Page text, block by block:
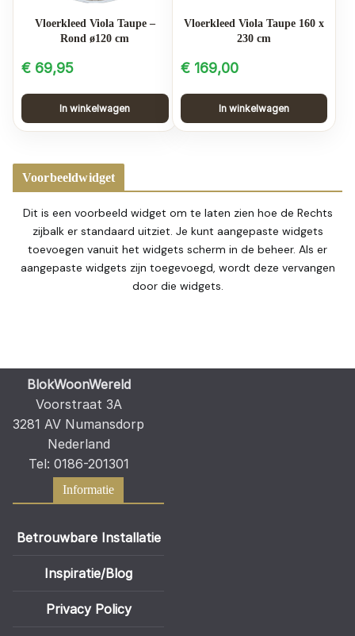
Vloerkleed Viola Taupe –
Rond ø120 cm
€ 69,95
In winkelwagen
Vloerkleed Viola Taupe 160 x
230 cm
€169,00
In winkelwagen
Voorbeeldwidget
Dit is een voorbeeld widget om te laten zien hoe de Rechts
zijbalk er standaard uitziet. Je kunt aangepaste widgets
toevoegen vanuit het widgets scherm in de beheer. Als er
aangepaste widgets zijn toegevoegd, wordt deze vervangen
door die widgets.
BlokWoonWereld
Voorstraat 3A
3281 AV Numansdorp
Nederland
Tel: 0186-201301
Informatie
Betrouwbare Installatie
Inspiratie/Blog
Privacy Policy